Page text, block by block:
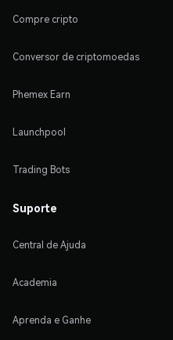
Compre cripto
Conversor de criptomoedas
Phemex Earn
Launchpool
Trading Bots
Suporte
Central de Ajuda
Academia
Aprenda e Ganhe